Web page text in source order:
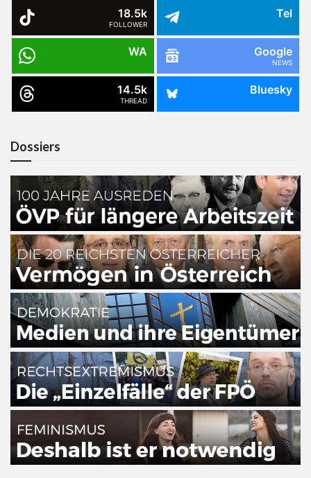
18.5k
FOLLOWER
Tel
WA Google
NEWS
14.5k
THREAD
Bluesky
Dossiers